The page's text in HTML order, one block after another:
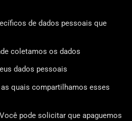
de dados pessoais que
coletamos os dados
dados pessoais
quais compartilhamos esses
pode solicitar que apaguemos